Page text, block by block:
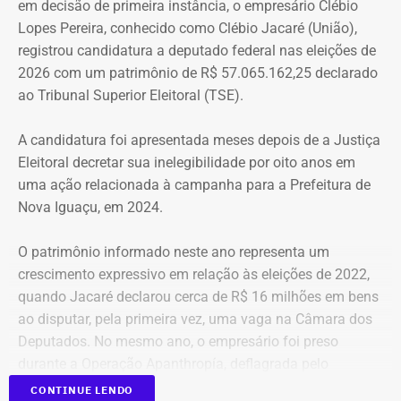
ocupação é justamente dar ao imóvel uma função social
que atenda as necessidades básicas das famílias. Desde
que eu entrei no MLB nunca faltou comida. Só o que falta
mesmo é um teto, um lar para morar. Queremos fazer
valer um direito constitucional que nunca foi cumprido”
A Central de Movimentos Populares do Rio de Janeiro
(CMPRJ) emitiu nota de apoio e solidariedade e lembrou
que as famílias lutam há anos pelo direito à moradia com
organização e resistência.
“Sabemos que a moradia é a base de tudo. Quando um
movimento ocupa um imóvel abandonado ou
subutilizado, mais do que dar um teto, o que já é
fundamental, ele devolve esperança e perspectiva de vida
para centenas de pessoas, sobretudo para as crianças”,
em decisão de primeira instância, o empresário Clébio
Lopes Pereira, conhecido como Clébio Jacaré (União),
registrou candidatura a deputado federal nas eleições de
2026 com um patrimônio de R$ 57.065.162,25 declarado
ao Tribunal Superior Eleitoral (TSE).
A candidatura foi apresentada meses depois de a Justiça
Eleitoral decretar sua inelegibilidade por oito anos em
uma ação relacionada à campanha para a Prefeitura de
Nova Iguaçu, em 2024.
O patrimônio informado neste ano representa um
crescimento expressivo em relação às eleições de 2022,
quando Jacaré declarou cerca de R$ 16 milhões em bens
ao disputar, pela primeira vez, uma vaga na Câmara dos
Deputados. No mesmo ano, o empresário foi preso
Ministério Público do Rio de Janeiro (MPRJ), que
CONTINUE LENDO